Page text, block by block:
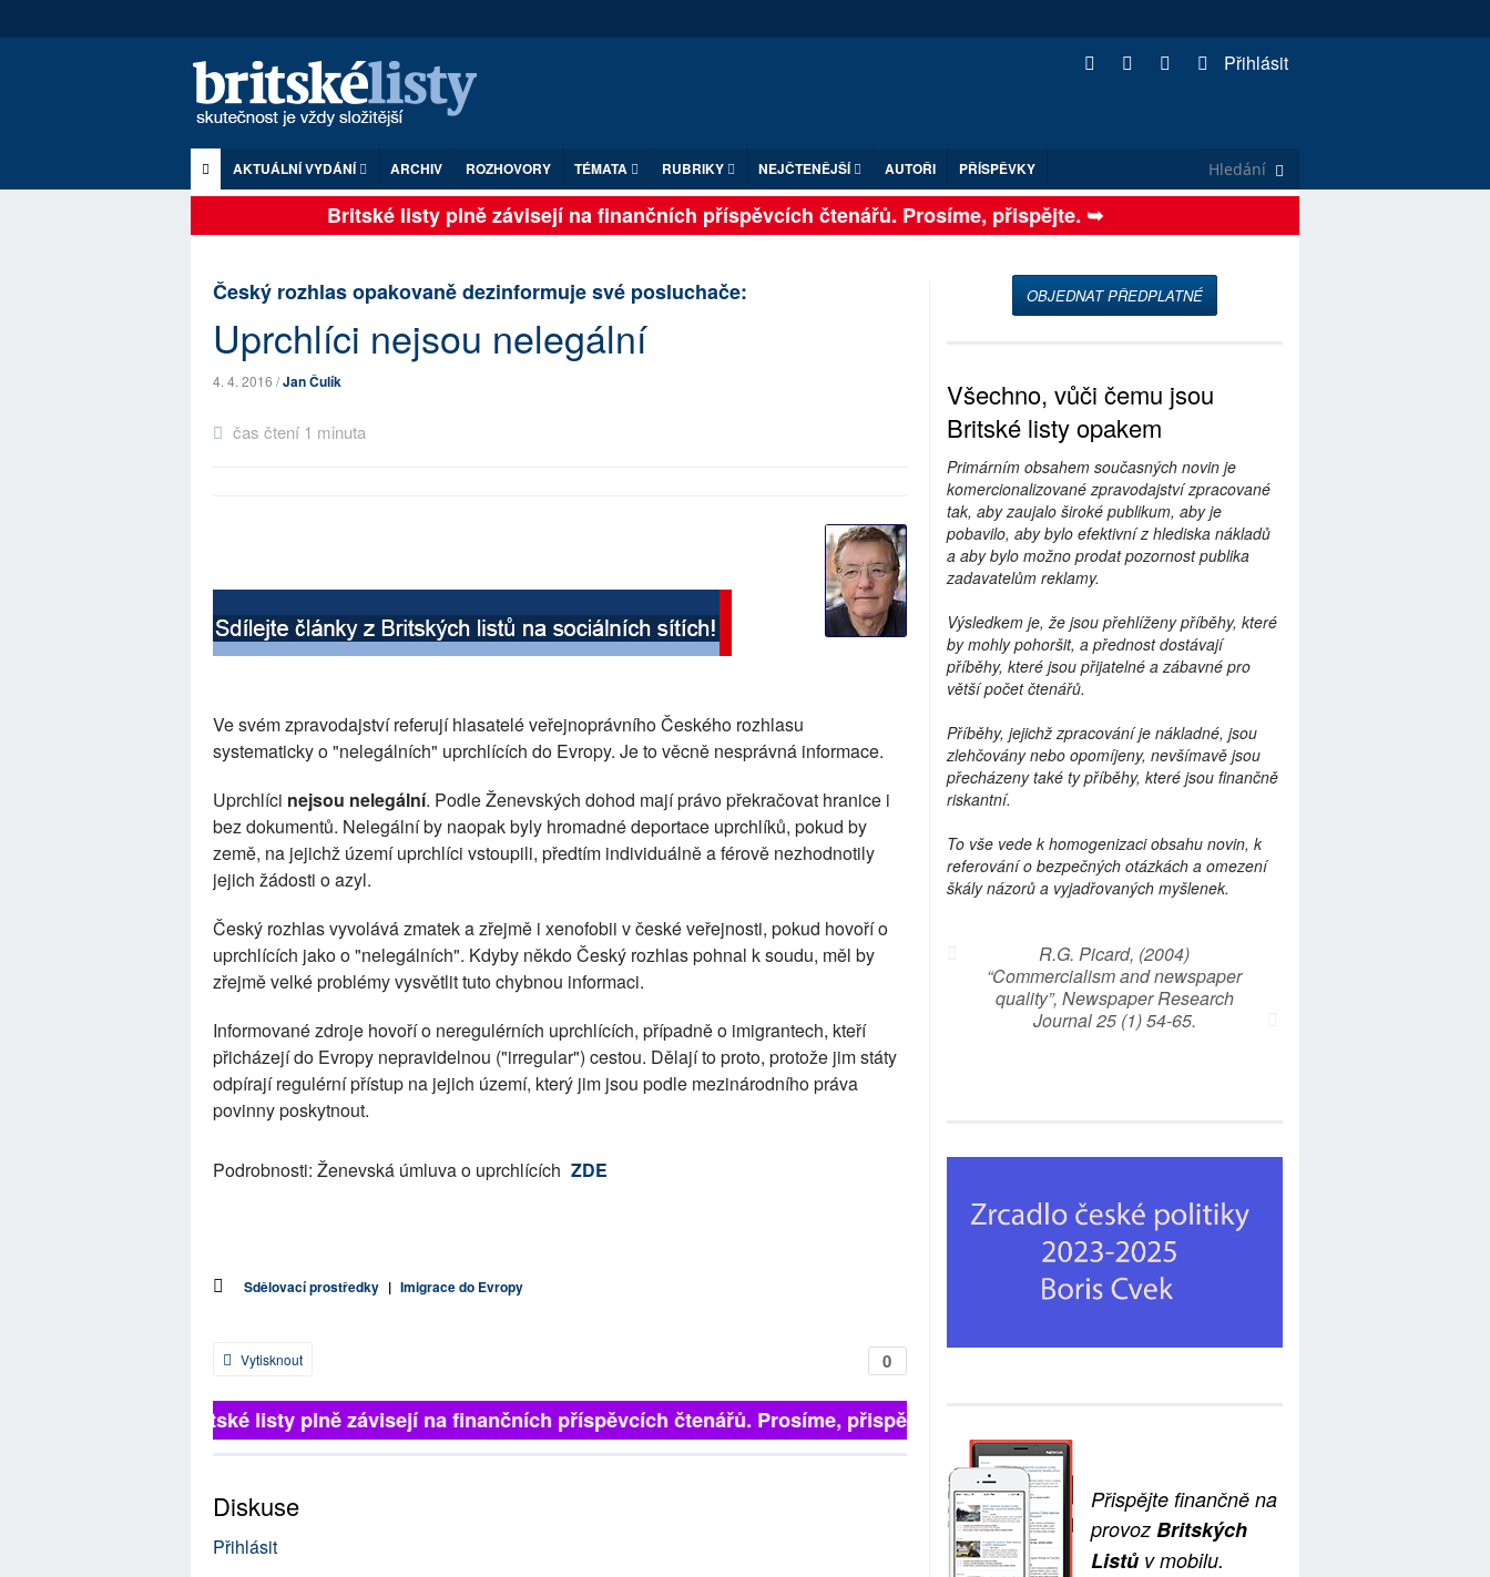
Přihlásit
AKTUÁLNÍ VYDÁNÍ ARCHIV ROZHOVORY TÉMATA RUBRIKY NEJČTENĚJŠÍ AUTOŘI PŘÍSPĚVKY
Britské listy plně závisejí na finančních příspěvcích čtenářů. Prosíme, přispějte. ➥
Český rozhlas opakovaně dezinformuje své posluchače:
Uprchlíci nejsou nelegální
4. 4. 2016 /Jan Čulík
čas čtení 1 minuta
Ve svém zpravodajství referují hlasatelé veřejnoprávního Českého rozhlasu
systematicky o "nelegálních" uprchlících do Evropy. Je to věcně nesprávná informace.
Uprchlíci nejsou nelegální. Podle Ženevských dohod mají právo překračovat hranice i
bez dokumentů. Nelegální by naopak byly hromadné deportace uprchlíků, pokud by
země, na jejichž území uprchlíci vstoupili, předtím individuálně a férově nezhodnotily
jejich žádosti o azyl.
Český rozhlas vyvolává zmatek a zřejmě i xenofobii v české veřejnosti, pokud hovoří o
uprchlících jako o "nelegálních". Kdyby někdo Český rozhlas pohnal k soudu, měl by
zřejmě velké problémy vysvětlit tuto chybnou informaci.
Informované zdroje hovoří o neregulérních uprchlících, případně o imigrantech, kteří
přicházejí do Evropy nepravidelnou ("irregular") cestou. Dělají to proto, protože jim státy
odpírají regulérní přístup na jejich území, který jim jsou podle mezinárodního práva
povinny poskytnout.
Podrobnosti: Ženevská úmluva o uprchlících ZDE
Sdělovací prostředky | Imigrace do Evropy
0
Vytisknout
Britské listy plně závisejí na finančních příspěvcích čtenářů. Prosíme, přispějte. ➥
Diskuse
Přihlásit
OBJEDNAT PŘEDPLATNÉ
Všechno, vůči čemu jsou
Britské listy opakem
Primárním obsahem současných novin je
komercionalizované zpravodajství zpracované
tak, aby zaujalo široké publikum, aby je
pobavilo, aby bylo efektivní z hlediska nákladů
a aby bylo možno prodat pozornost publika
zadavatelům reklamy.
Výsledkem je, že jsou přehlíženy příběhy, které
by mohly pohoršit, a přednost dostávají
příběhy, které jsou přijatelné a zábavné pro
větší počet čtenářů.
Příběhy, jejichž zpracování je nákladné, jsou
zlehčovány nebo opomíjeny, nevšímavě jsou
přecházeny také ty příběhy, které jsou finančně
riskantní.
To vše vede k homogenizaci obsahu novin, k
referování o bezpečných otázkách a omezení
škály názorů a vyjadřovaných myšlenek.
R.G. Picard, (2004)
“Commercialism and newspaper
quality”, Newspaper Research
Journal 25 (1) 54-65.
Přispějte finančně na
provoz Britských
Listův mobilu.